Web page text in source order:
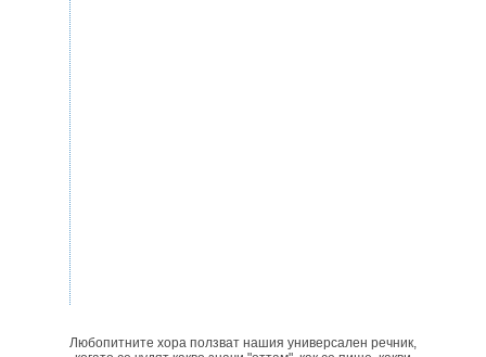
Любопитните хора ползват нашия универсален речник,